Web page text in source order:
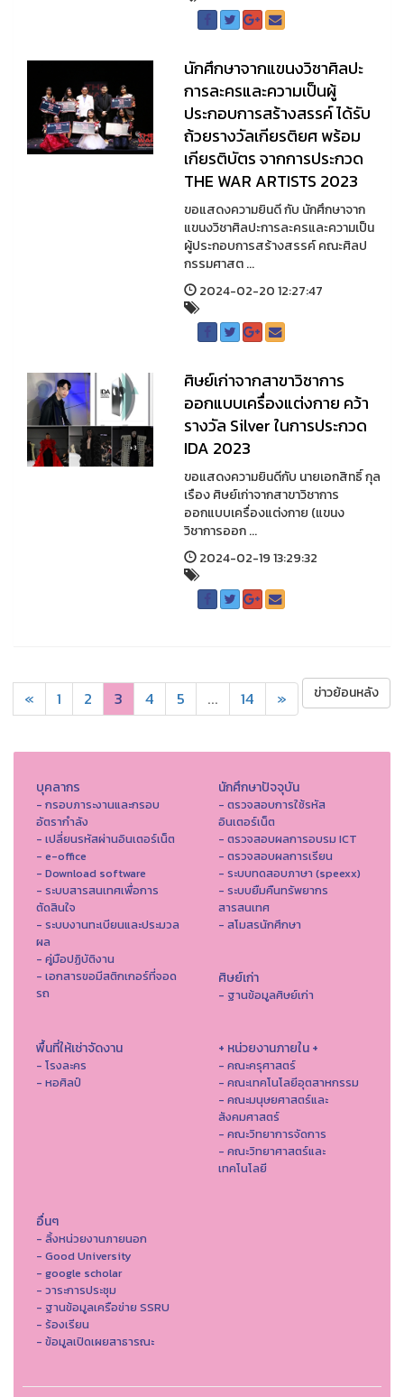
นักศึกษาจากแขนงวิชาศิลปะ
การละครและความเป็นผู้
ประกอบการสร้างสรรค์ ได้รับ
ถ้วยรางวัลเกียรติยศ พร้อม
เกียรติบัตร จากการประกวด
THE WAR ARTISTS 2023
ขอแสดงความยินดี กับ นักศึกษาจาก
แขนงวิชาศิลปะการละครและความเป็น
ผู้ประกอบการสร้างสรรค์ คณะศิลป
กรรมศาสต ...
2024-02-20 12:27:47
ศิษย์เก่าจากสาขาวิชาการ
ออกแบบเครื่องแต่งกาย คว้า
รางวัล Silver ในการประกวด
IDA 2023
ขอแสดงความยินดีกับ นายเอกสิทธิ์ กุล
เรือง ศิษย์เก่าจากสาขาวิชาการ
ออกแบบเครื่องแต่งกาย (แขนง
วิชาการออก ...
2024-02-19 13:29:32
« 1 2 3 4 5 ... 14 » ข่าวย้อนหลัง
บุคลากร
- กรอบภาระงานและกรอบ
อัตรากำลัง
- เปลี่ยนรหัสผ่านอินเตอร์เน็ต
- e-office
- Download software
- ระบบสารสนเทศเพื่อการ
ตัดสินใจ
- ระบบงานทะเบียนและประมวล
ผล
- คู่มือปฏิบัติงาน
- เอกสารขอมีสติกเกอร์ที่จอด
รถ
นักศึกษาปัจจุบัน
- ตรวจสอบการใช้รหัส
อินเตอร์เน็ต
- ตรวจสอบผลการอบรม ICT
- ตรวจสอบผลการเรียน
- ระบบทดสอบภาษา (speexx)
- ระบบยืมคืนทรัพยากร
สารสนเทศ
- สโมสรนักศึกษา
ศิษย์เก่า
- ฐานข้อมูลศิษย์เก่า
พื้นที่ให้เช่าจัดงาน
- โรงละคร
- หอศิลป์
+ หน่วยงานภายใน +
- คณะครุศาสตร์
- คณะเทคโนโลยีอุตสาหกรรม
- คณะมนุษยศาสตร์และ
สังคมศาสตร์
- คณะวิทยาการจัดการ
- คณะวิทยาศาสตร์และ
เทคโนโลยี
อื่นๆ
- ลิ้งหน่วยงานภายนอก
- Good University
- google scholar
- วาระการประชุม
- ฐานข้อมูลเครือข่าย SSRU
- ร้องเรียน
- ข้อมูลเปิดเผยสาธารณะ